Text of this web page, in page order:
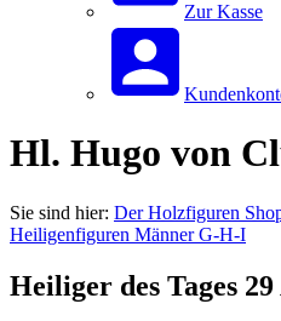
Zur Kasse
Hl. Hugo von
Sie sind hier: Der Holzfiguren
Heiligenfiguren Männer G-H-I
Heiliger des Tages